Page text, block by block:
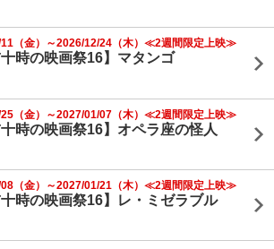
（金）～2026/12/24（木）≪2週間限定上映≫
十時の映画祭16】マタンゴ
（金）～2027/01/07（木）≪2週間限定上映≫
十時の映画祭16】オペラ座の怪人
（金）～2027/01/21（木）≪2週間限定上映≫
十時の映画祭16】レ・ミゼラブル